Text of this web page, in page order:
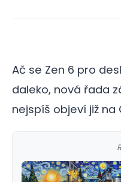
Ač se Zen 6 pro
daleko, nová řada
nejspíš objeví již na